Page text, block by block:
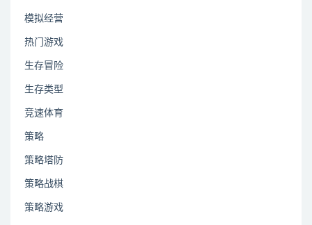
模拟经营
热门游戏
生存冒险
生存类型
竞速体育
策略
策略塔防
策略战棋
策略游戏